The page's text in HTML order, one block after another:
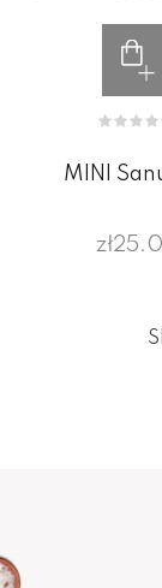
MINI